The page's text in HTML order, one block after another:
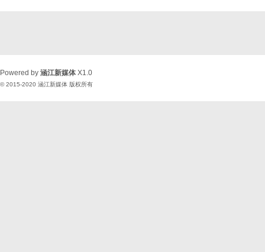
Powered by 涵江新媒体 X1.0
© 2015-2020 涵江新媒体 版权所有